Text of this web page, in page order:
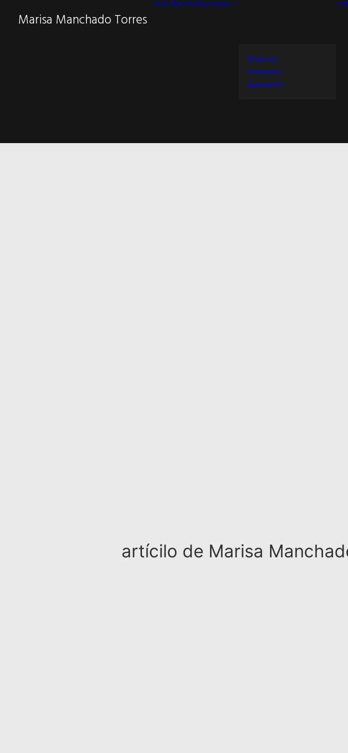
Marisa Manchado Torres
Inicio Marisa Manchado
Biografía
Biography
Biographie
artícilo de Marisa